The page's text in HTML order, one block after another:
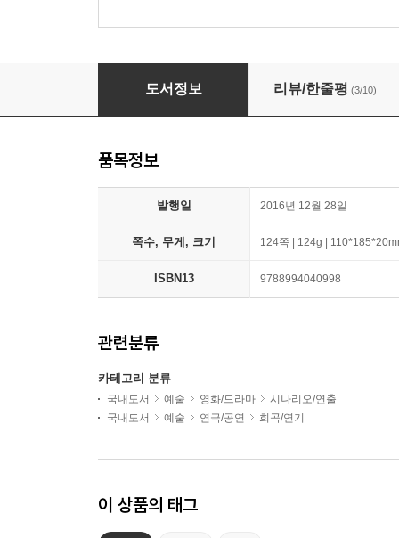
박쥐 각본
도서정보 리뷰/한줄평 (3/10)
품목정보
발행일 2016년 12월 28일
쪽수, 무게, 크기 124쪽 | 124g |
ISBN13 9788994040998
관련분류
카테고리 분류
국내도서 예술 영화/드라마
시나리오/연출
국내도서
예술 연극/공연 희곡/연기
이 상품의 태그